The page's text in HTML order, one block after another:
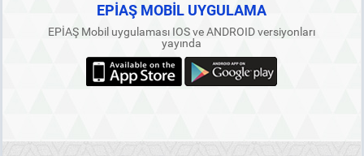
EPİAŞ MOBİL UYGULAMA
EPİAŞ Mobil uygulaması IOS ve ANDROID versiyonları
yayında